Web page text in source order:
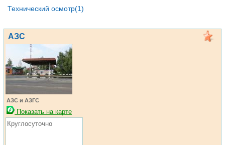
Технический осмотр(1)
АЗС
АЗС и АЗГС
Показать на карте
Круглосуточно